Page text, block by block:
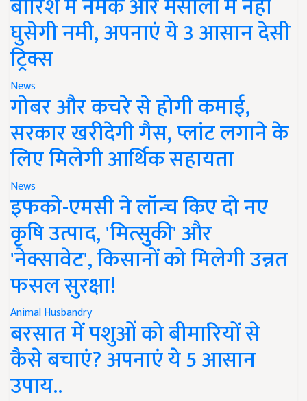
बारिश में नमक और मसालों में नहीं
घुसेगी नमी, अपनाएं ये 3 आसान देसी
ट्रिक्स
News
गोबर और कचरे से होगी कमाई,
सरकार खरीदेगी गैस, प्लांट लगाने के
लिए मिलेगी आर्थिक सहायता
News
इफको-एमसी ने लॉन्च किए दो नए
कृषि उत्पाद, 'मित्सुकी' और
'नेक्सावेट', किसानों को मिलेगी उन्नत
फसल सुरक्षा!
Animal Husbandry
बरसात में पशुओं को बीमारियों से
कैसे बचाएं? अपनाएं ये 5 आसान
उपाय..